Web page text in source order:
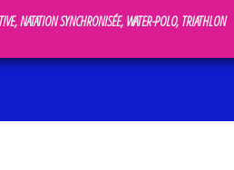
NATATION SYNCHRONISÉE, WATER-POLO, TRIATHLON